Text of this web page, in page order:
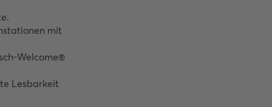
mit
Welcome®
Lesbarkeit